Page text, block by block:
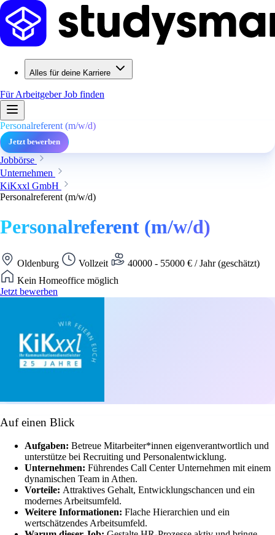
Alles für deine Karriere
Für ArbeitgeberJob finden
Personalreferent (m/w/d)
Jetzt bewerben
Jobbörse
Unternehmen
KiKxxl GmbH
Personalreferent (m/w/d)
Personalreferent (m/w/d)
Oldenburg Vollzeit
40000 - 55000 € / Jahr (geschätzt)
Kein Homeoffice möglich
Jetzt bewerben
Auf einen Blick
Aufgaben: Betreue Mitarbeiter*innen eigenverantwortlich und
unterstütze bei Recruiting und Personalentwicklung.
Unternehmen: Führendes Call Center Unternehmen mit einem
dynamischen Team in Athen.
Vorteile: Attraktives Gehalt, Entwicklungschancen und ein
modernes Arbeitsumfeld.
Weitere Informationen: Flache Hierarchien und ein
wertschätzendes Arbeitsumfeld.